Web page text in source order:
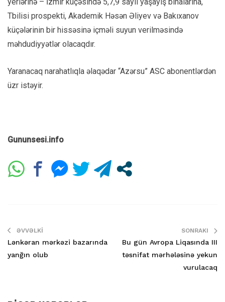
Tbilisi prospekti, Akademik Həsən Əliyev və Bakıxanov
küçələrinin bir hissəsinə içməli suyun verilməsində
məhdudiyyətlər olacaqdır.
Yaranacaq narahatlıqla əlaqədar “Azərsu” ASC abonentlərdən
üzr istəyir.
Gununsesi.info
ƏVVƏLKI
Lənkəran mərkəzi bazarında
yanğın olub
SONRAKI
Bu gün Avropa Liqasında III
təsnifat mərhələsinə yekun
vurulacaq